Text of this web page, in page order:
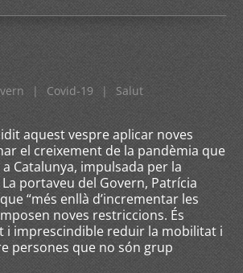
| Covid-19 | Salut
aquest vespre aplicar noves
el creixement de la pandèmia que
Catalunya, impulsada per la
portaveu del Govern, Patrícia
“més enllà d’incrementar les
noves restriccions. És
i imprescindible reduir la mobilitat i
persones que no són grup